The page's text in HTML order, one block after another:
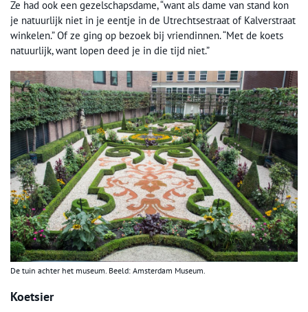
Ze had ook een gezelschapsdame, “want als dame van stand kon
je natuurlijk niet in je eentje in de Utrechtsestraat of Kalverstraat
winkelen.” Of ze ging op bezoek bij vriendinnen. “Met de koets
natuurlijk, want lopen deed je in die tijd niet.”
De tuin achter het museum. Beeld: Amsterdam Museum.
Koetsier